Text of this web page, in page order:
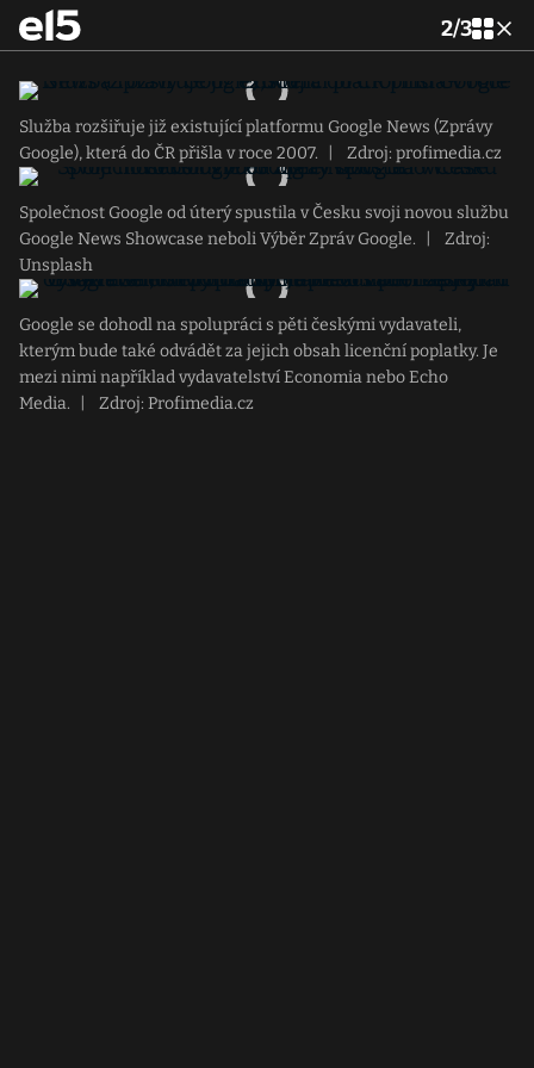
2/3
Služba rozšiřuje již existující platformu Google News (Zprávy
Google), která do ČR přišla v roce 2007.
Zdroj: profimedia.cz
Společnost Google od úterý spustila v Česku svoji novou službu
Google News Showcase neboli Výběr Zpráv Google.
Zdroj:
Unsplash
Google se dohodl na spolupráci s pěti českými vydavateli,
kterým bude také odvádět za jejich obsah licenční poplatky. Je
mezi nimi například vydavatelství Economia nebo Echo
Media.
Zdroj: Profimedia.cz